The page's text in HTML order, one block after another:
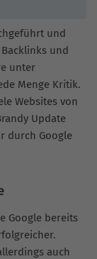
und
und
unter
Menge Kritik.
Websites von
Update
durch Google
Google bereits
auch